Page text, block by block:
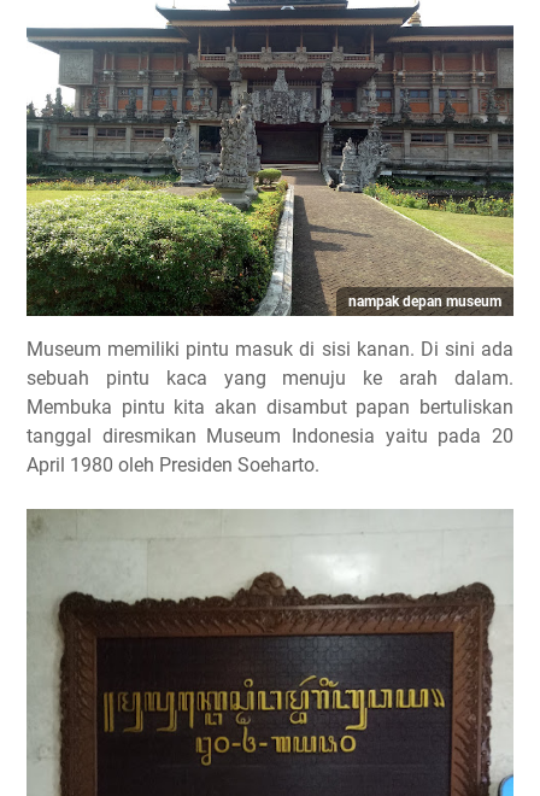
nampak depan museum
Museum memiliki pintu masuk di sisi kanan. Di sini ada
sebuah pintu kaca yang menuju ke arah dalam.
Membuka pintu kita akan disambut papan bertuliskan
tanggal diresmikan Museum Indonesia yaitu pada 20
April 1980 oleh Presiden Soeharto.